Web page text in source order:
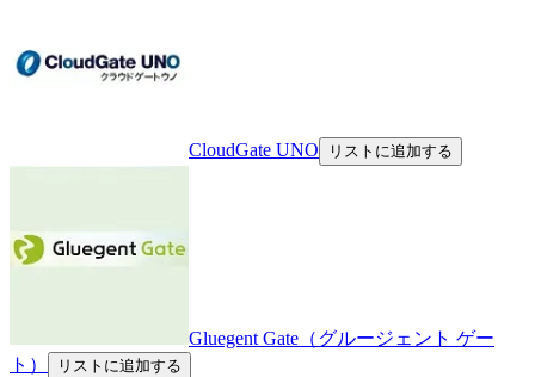
CloudGate UNO リストに追加する
Gluegent Gate（グルージェント ゲー
ト）
リストに追加する